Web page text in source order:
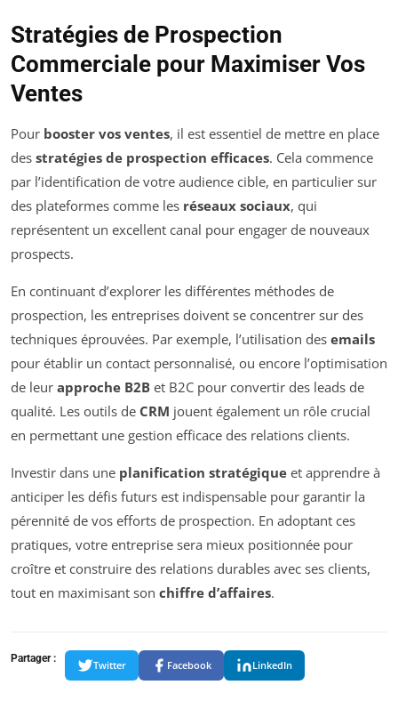
Stratégies de Prospection
Commerciale pour Maximiser Vos
Ventes
Pour booster vos ventes, il est essentiel de mettre en place
des stratégies de prospection efficaces. Cela commence
par l’identification de votre audience cible, en particulier sur
des plateformes comme les réseaux sociaux, qui
représentent un excellent canal pour engager de nouveaux
prospects.
En continuant d’explorer les différentes méthodes de
prospection, les entreprises doivent se concentrer sur des
techniques éprouvées. Par exemple, l’utilisation des emails
pour établir un contact personnalisé, ou encore l’optimisation
de leur approche B2B et B2C pour convertir des leads de
qualité. Les outils de CRM jouent également un rôle crucial
en permettant une gestion efficace des relations clients.
Investir dans une planification stratégique et apprendre à
anticiper les défis futurs est indispensable pour garantir la
pérennité de vos efforts de prospection. En adoptant ces
pratiques, votre entreprise sera mieux positionnée pour
croître et construire des relations durables avec ses clients,
tout en maximisant son chiffre d’affaires.
Partager :
Twitter Facebook LinkedIn